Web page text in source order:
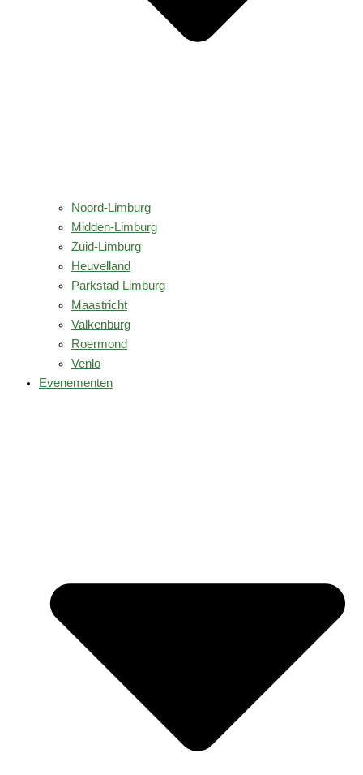
Noord-Limburg
Midden-Limburg
Zuid-Limburg
Heuvelland
Parkstad Limburg
Maastricht
Valkenburg
Roermond
Venlo
Evenementen